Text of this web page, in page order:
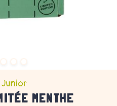
Junior
MENTHE